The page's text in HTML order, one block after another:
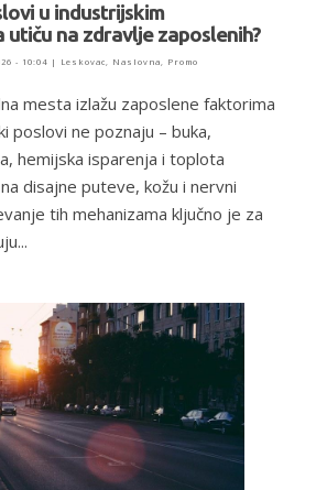
u industrijskim
utiču na zdravlje zaposlenih?
- 10:04| Leskovac, Naslovna, Promo
mesta izlažu zaposlene faktorima
poslovi ne poznaju – buka,
hemijska isparenja i toplota
disajne puteve, kožu i nervni
tih mehanizama ključno je za